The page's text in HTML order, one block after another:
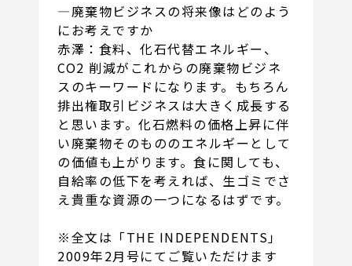
―廃棄物ビジネスの将来像はどのよう
にお考えですか
赤澤：食料、化石代替エネルギー、
CO2 削減がこれからの廃棄物ビジネ
スのキーワードになります。もちろん
排出権取引ビジネスは大きく成長する
と思います。化石燃料の価格上昇に伴
い廃棄物そのもののエネルギーとして
の価値も上がります。食に関しても、
自給率の低下を考えれば、生ゴミでさ
え貴重な資源の一つになるはずです。
※全文は「THE INDEPENDENTS」
2009年2月号にてご覧いただけます